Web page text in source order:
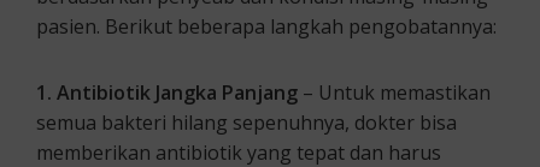
pasien. Berikut beberapa langkah pengobatannya:
1. Antibiotik Jangka Panjang – Untuk memastikan
semua bakteri hilang sepenuhnya, dokter bisa
memberikan antibiotik yang tepat dan harus